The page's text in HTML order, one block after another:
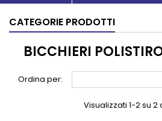
CATEGORIE PRODOTTI
BICCHIERI
Ordina per:
Visualizzati 1-2 su 2